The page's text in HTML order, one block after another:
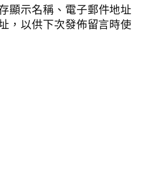
顯示名稱、電子郵件地址
，以供下次發佈留言時使